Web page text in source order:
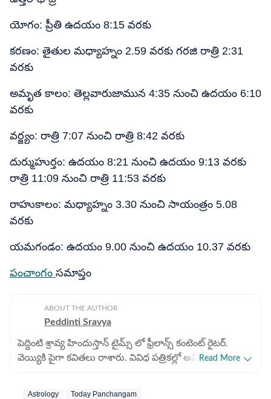
యోగం: ప్రీతి ఉదయం 8:15 వరకు
కరణం: తైతుల మధ్యాహ్నం 2.59 వరకు గరజి రాత్రి 2:31
వరకు
అమృత కాలం: తెల్లవారుజామున 4:35 నుంచి ఉదయం 6:10
వరకు
వర్జ్యం: రాత్రి 7:07 నుంచి రాత్రి 8:42 వరకు
దుర్ముహుర్తం: ఉదయం 8:21 నుంచి ఉదయం 9:13 వరకు
రాత్రి 11:09 నుంచి రాత్రి 11:53 వరకు
రాహుకాలం: మధ్యాహ్నం 3.30 నుంచి సాయంత్రం 5.08
వరకు
యమగండం: ఉదయం 9.00 నుంచి ఉదయం 10.37 వరకు
పంచాంగం సమాప్తం
ABOUT THE AUTHOR
Peddinti Sravya
పెద్దింటి శ్రావ్య హిందుస్తాన్ టైమ్స్ లో ఫ్రీలాన్స్ కంటెంట్ రైటర్.
వెయ్యికి పైగా కవితలు రాశారు. వివిధ పత్రికల్లో అవి ప్రచురితం
Read More
Astrology Today Panchangam